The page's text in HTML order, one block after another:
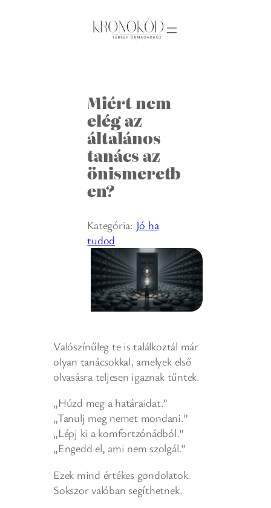
Miért nem
elég az
általános
tanács az
önismeretb
en?
Kategória: Jó ha
tudod
Valószínűleg te is találkoztál már
olyan tanácsokkal, amelyek első
olvasásra teljesen igaznak tűntek.
„Húzd meg a határaidat.”
„Tanulj meg nemet mondani.”
„Lépj ki a komfortzónádból.”
„Engedd el, ami nem szolgál.”
Ezek mind értékes gondolatok.
Sokszor valóban segíthetnek.